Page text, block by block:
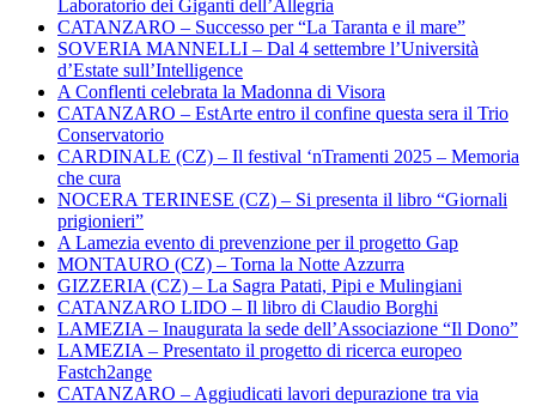
Laboratorio dei Giganti dell’Allegria
CATANZARO – Successo per “La Taranta e il mare”
SOVERIA MANNELLI – Dal 4 settembre l’Università
d’Estate sull’Intelligence
A Conflenti celebrata la Madonna di Visora
CATANZARO – EstArte entro il confine questa sera il Trio
Conservatorio
CARDINALE (CZ) – Il festival ‘nTramenti 2025 – Memoria
che cura
NOCERA TERINESE (CZ) – Si presenta il libro “Giornali
prigionieri”
A Lamezia evento di prevenzione per il progetto Gap
MONTAURO (CZ) – Torna la Notte Azzurra
GIZZERIA (CZ) – La Sagra Patati, Pipi e Mulingiani
CATANZARO LIDO – Il libro di Claudio Borghi
LAMEZIA – Inaugurata la sede dell’Associazione “Il Dono”
LAMEZIA – Presentato il progetto di ricerca europeo
Fastch2ange
CATANZARO – Aggiudicati lavori depurazione tra via